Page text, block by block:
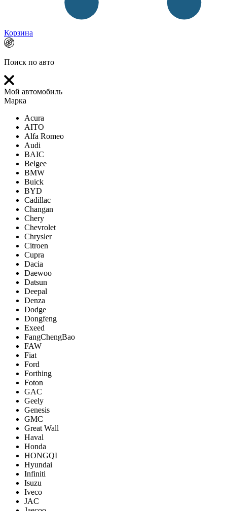
Корзина
Поиск по авто
Мой автомобиль
Марка
Acura
AITO
Alfa Romeo
Audi
BAIC
Belgee
BMW
Buick
BYD
Cadillac
Changan
Chery
Chevrolet
Chrysler
Citroen
Cupra
Dacia
Daewoo
Datsun
Deepal
Denza
Dodge
Dongfeng
Exeed
FangChengBao
FAW
Fiat
Ford
Forthing
Foton
GAC
Geely
Genesis
GMC
Great Wall
Haval
Honda
HONGQI
Hyundai
Infiniti
Isuzu
Iveco
JAC